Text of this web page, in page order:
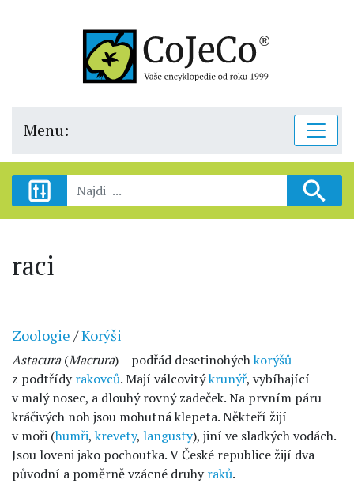
Menu:
raci
Zoologie /Korýši
Astacura(Macrura) – podřád desetinohýchkorýšů
z podtřídyrakovců. Mají válcovitýkrunýř, vybíhající
v malý nosec, a dlouhý rovný zadeček. Na prvním páru
kráčivých noh jsou mohutná klepeta. Někteří žijí
v moři (humři,krevety, langusty), jiní ve sladkých vodách.
Jsou loveni jako pochoutka. V České republice žijí dva
původní a poměrně vzácné druhyraků.